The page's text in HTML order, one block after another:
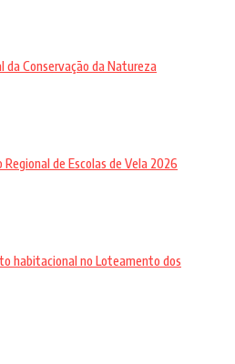
da Conservação da Natureza
de Escolas de Vela 2026
habitacional no Loteamento dos